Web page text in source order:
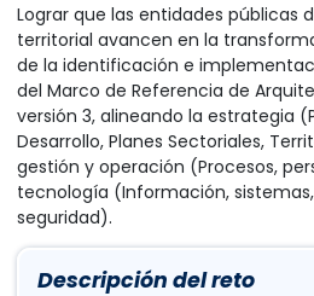
Lograr que las entidades públicas
territorial avancen en la
de la identificación e
del Marco de Referencia de
versión 3, alineando la estrategia
Desarrollo, Planes Sectoriales,
gestión y operación (Procesos,
tecnología (Información,
seguridad).
Descripción del reto